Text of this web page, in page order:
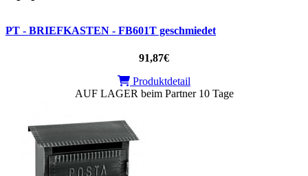
PT - BRIEFKASTEN - FB601T geschmiedet
91,87€
Produktdetail
AUF LAGER beim Partner 10 Tage